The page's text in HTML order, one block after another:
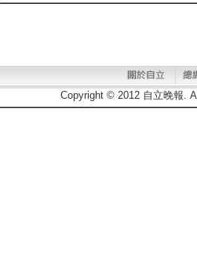
Copyright © 2012 自立晚報.